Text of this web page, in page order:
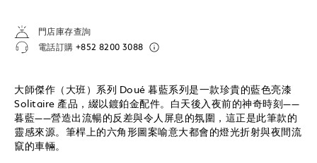
門店庫存查詢
電話訂購 +852 8200 3088
大師傑作（大班）系列 Doué 暮藍系列是一款珍貴的藍色亮漆
Solitaire 產品，綴以鍍鉑金配件。白天後入夜前的神奇時刻——
暮藍——營造出流暢的反差與令人屏息的氛圍，這正是此筆款的
靈感來源。筆桿上的六角形圖案喻意大都會的燈光折射與夜間流
竄的車輛。